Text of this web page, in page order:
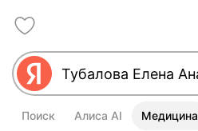
Поиск Алиса AI Медицина